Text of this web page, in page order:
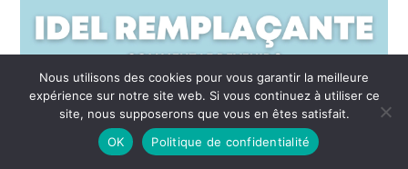
Nous utilisons des cookies pour vous garantir la meilleure
expérience sur notre site web. Si vous continuez à utiliser ce
site, nous supposerons que vous en êtes satisfait.
OK
Politique de confidentialité